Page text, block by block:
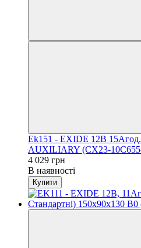
Ek151 - EXIDE 12В
AUXILIARY (СX23-
4 029 грн
В наявності
Купити